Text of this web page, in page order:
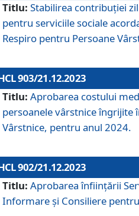
Titlu: Stabilirea contribuţiei
pentru serviciile sociale
Respiro pentru Persoane
903/21.12.2023
Titlu: Aprobarea costului
persoanele vârstnice îngrijite
Vârstnice, pentru anul 2024.
902/21.12.2023
Titlu: Aprobarea înființării
Informare și Consiliere